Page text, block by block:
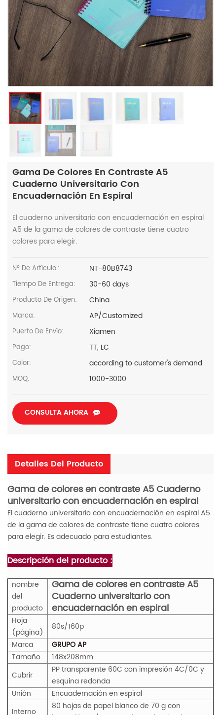
Gama De Colores En Contraste A5
Cuaderno Universitario Con
Encuadernación En Espiral
El cuaderno universitario con encuadernación en espiral
A5 de la gama de colores de contraste tiene cuatro
colores para elegir.
Nº De Artículo.: NT-80B8743
Tiempo De Entrega: 30-60 days
Producto De Origen: China
Marca: AP/Customized
Puerto De Envío: Xiamen
Pago: TT, LC
Color: according to customer's demand
MOQ: 1000-3000
CONSULTA AHORA
Detalles Del Producto
Gama de colores en contraste A5 Cuaderno
universitario con encuadernación en espiral
El cuaderno universitario con encuadernación en espiral A5
de la gama de colores de contraste tiene cuatro colores
para elegir. Es adecuado para estudiantes.
Descripción del producto :
nombre
del
producto
Gama de colores en contraste A5
Cuaderno universitario con
encuadernación en espiral
Hoja
(página)
80s/160p
Marca
GRUPO AP
Tamaño
148x208mm
Cubrir
PP transparente 60C con impresión 4C/0C y
esquina redonda
Unión
Encuadernación en espiral
Interno
80 hojas de papel blanco de 70 g con